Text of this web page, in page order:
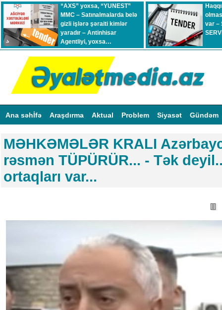
“AXS” yoxsa, “YUNEST”
MMC – Satınalmalarda belə
gizli işlərə şəraiti kimlər
yaradır – Antinhisar
Agentliyi, yoxsa…
var –
Ana səhİfə Araşdırma Aktual Problem Siyasət Gündəm
MƏHKƏMƏLƏR KRALI
rəsmən TÜPÜRÜR... - Tək
ortaqları var...